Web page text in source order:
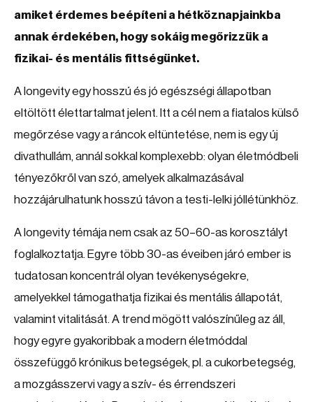
amiket érdemes beépíteni a hétköznapjainkba
annak érdekében, hogy sokáig megőrizzük a
fizikai- és mentális fittségünket.
A longevity egy hosszú és jó egészségi állapotban
eltöltött élettartalmat jelent. Itt a cél nem a fiatalos külső
megőrzése vagy a ráncok eltüntetése, nem is egy új
divathullám, annál sokkal komplexebb: olyan életmódbeli
tényezőkről van szó, amelyek alkalmazásával
hozzájárulhatunk hosszú távon a testi-lelki jóllétünkhöz.
A longevity témája nem csak az 50–60-as korosztályt
foglalkoztatja. Egyre több 30-as éveiben járó ember is
tudatosan koncentrál olyan tevékenységekre,
amelyekkel támogathatja fizikai és mentális állapotát,
valamint vitalitását. A trend mögött valószínűleg az áll,
hogy egyre gyakoribbak a modern életmóddal
összefüggő krónikus betegségek, pl. a cukorbetegség,
a mozgásszervi vagy a szív- és érrendszeri